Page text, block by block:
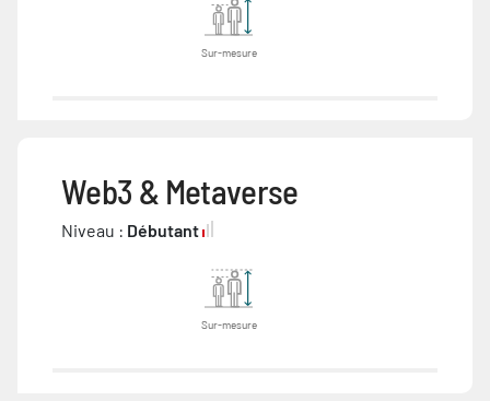
Sur-mesure
Web3 & Metaverse
Niveau : Débutant
Sur-mesure